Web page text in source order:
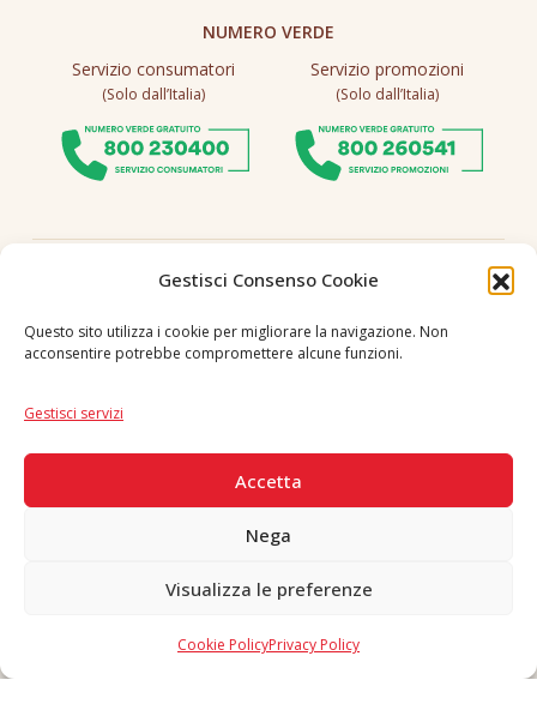
Gestisci Consenso Cookie
Questo sito utilizza i cookie per migliorare la navigazione. Non
acconsentire potrebbe compromettere alcune funzioni.
Gestisci servizi
Accetta
Nega
Visualizza le preferenze
Cookie PolicyPrivacy Policy
NUMERO VERDE
Servizio consumatori
(Solo dall’Italia)
Servizio promozioni
(Solo dall’Italia)
Seguici
Copyright © 2026 F. Divella S.p.A. - P.IVA 00257660720 - REA: 35658